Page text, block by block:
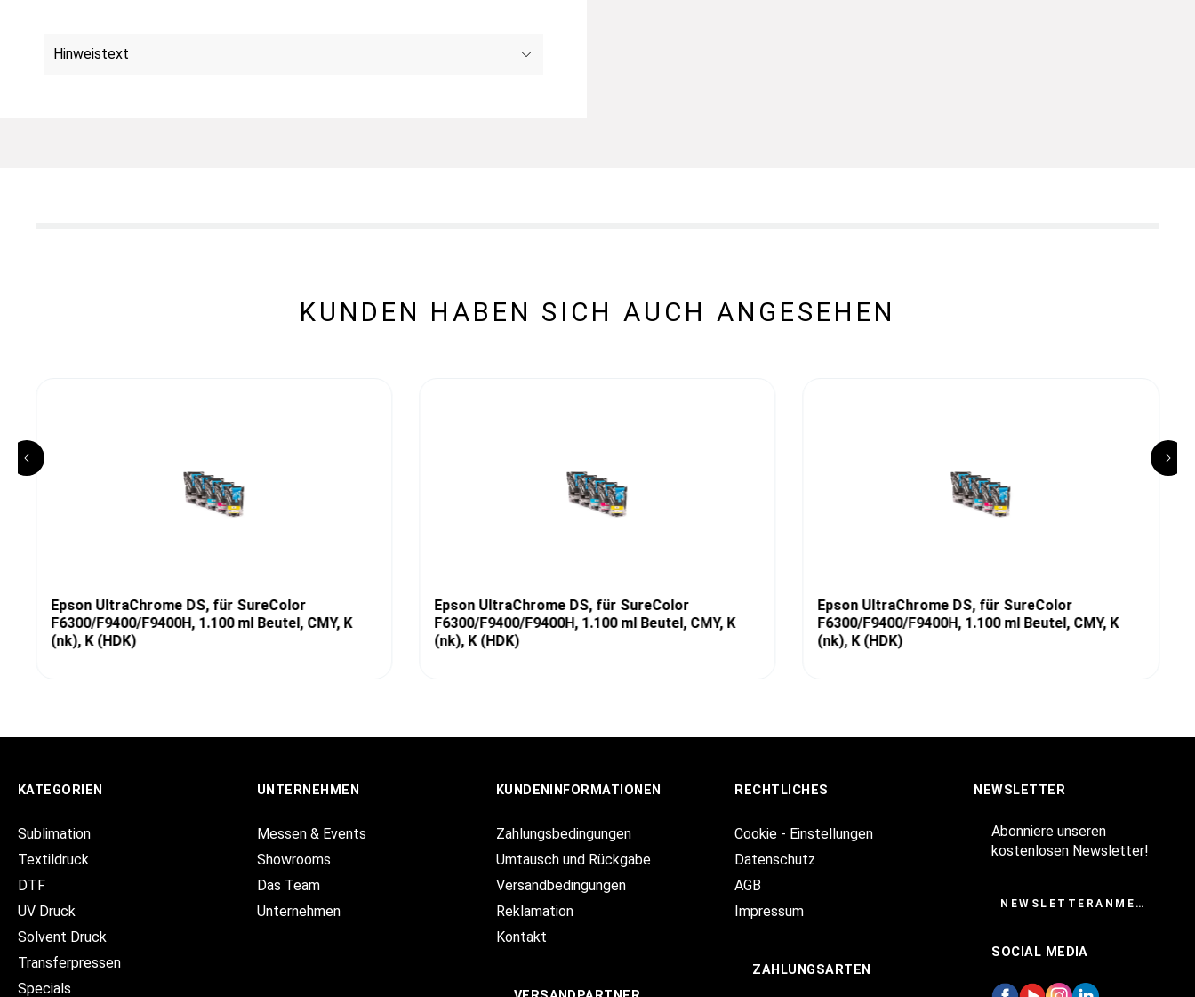
Hinweistext
KUNDEN HABEN SICH AUCH ANGESEHEN
Epson UltraChrome DS, für SureColor
F6300/F9400/F9400H, 1.100 ml Beutel, CMY, K
(nk), K (HDK)
Epson UltraChrome DS, für SureColor
F6300/F9400/F9400H, 1.100 ml Beutel, CMY, K
(nk), K (HDK)
Epson UltraChrome DS, für SureColor
F6300/F9400/F9400H, 1.100 ml Beutel, CMY, K
(nk), K (HDK)
KATEGORIEN
Sublimation
Textildruck
DTF
UV Druck
Solvent Druck
Transferpressen
Specials
UNTERNEHMEN
Messen & Events
Showrooms
Das Team
Unternehmen
KUNDENINFORMATIONEN
Zahlungsbedingungen
Umtausch und Rückgabe
Versandbedingungen
Reklamation
Kontakt
RECHTLICHES
Cookie - Einstellungen
Datenschutz
AGB
Impressum
ZAHLUNGSARTEN
NEWSLETTER
Abonniere unseren
kostenlosen Newsletter!
NEWSLETTERANMELDUNG
SOCIAL MEDIA